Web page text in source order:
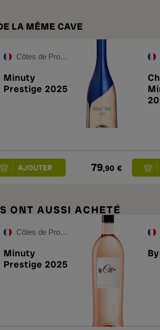
LA MÊME CAVE
Côtes de Provence
Minuty
Prestige 2025
79,90 €
ONT AUSSI ACHETÉ
Côtes de Provence
Minuty
Prestige 2025